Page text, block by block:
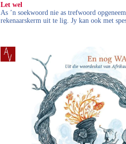
Let wel
As ’n soekwoord nie as trefwoord
rekenaarskerm uit te lig. Jy kan ook met